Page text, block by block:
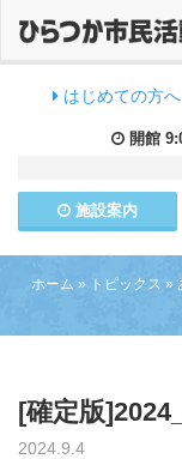
はじめての方へ
開館
施設案内
ホーム » トピックス »
[確定版
2024.9.4